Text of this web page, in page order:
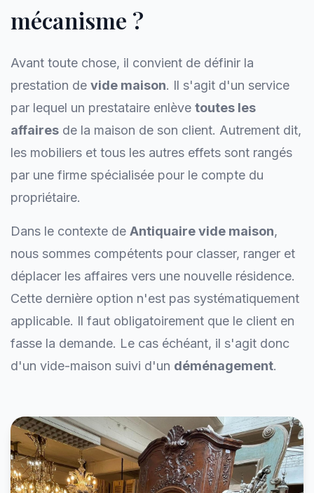
mécanisme ?
Avant toute chose, il convient de définir la
prestation de vide maison. Il s'agit d'un service
par lequel un prestataire enlève toutes les
affaires de la maison de son client. Autrement dit,
les mobiliers et tous les autres effets sont rangés
par une firme spécialisée pour le compte du
propriétaire.
Dans le contexte de Antiquaire vide maison,
nous sommes compétents pour classer, ranger et
déplacer les affaires vers une nouvelle résidence.
Cette dernière option n'est pas systématiquement
applicable. Il faut obligatoirement que le client en
fasse la demande. Le cas échéant, il s'agit donc
d'un vide-maison suivi d'un déménagement.